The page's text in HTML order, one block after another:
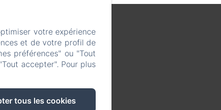
Espagne
votre expérience
et de votre profil de
préférences" ou "Tout
accepter". Pour plus
tous les cookies